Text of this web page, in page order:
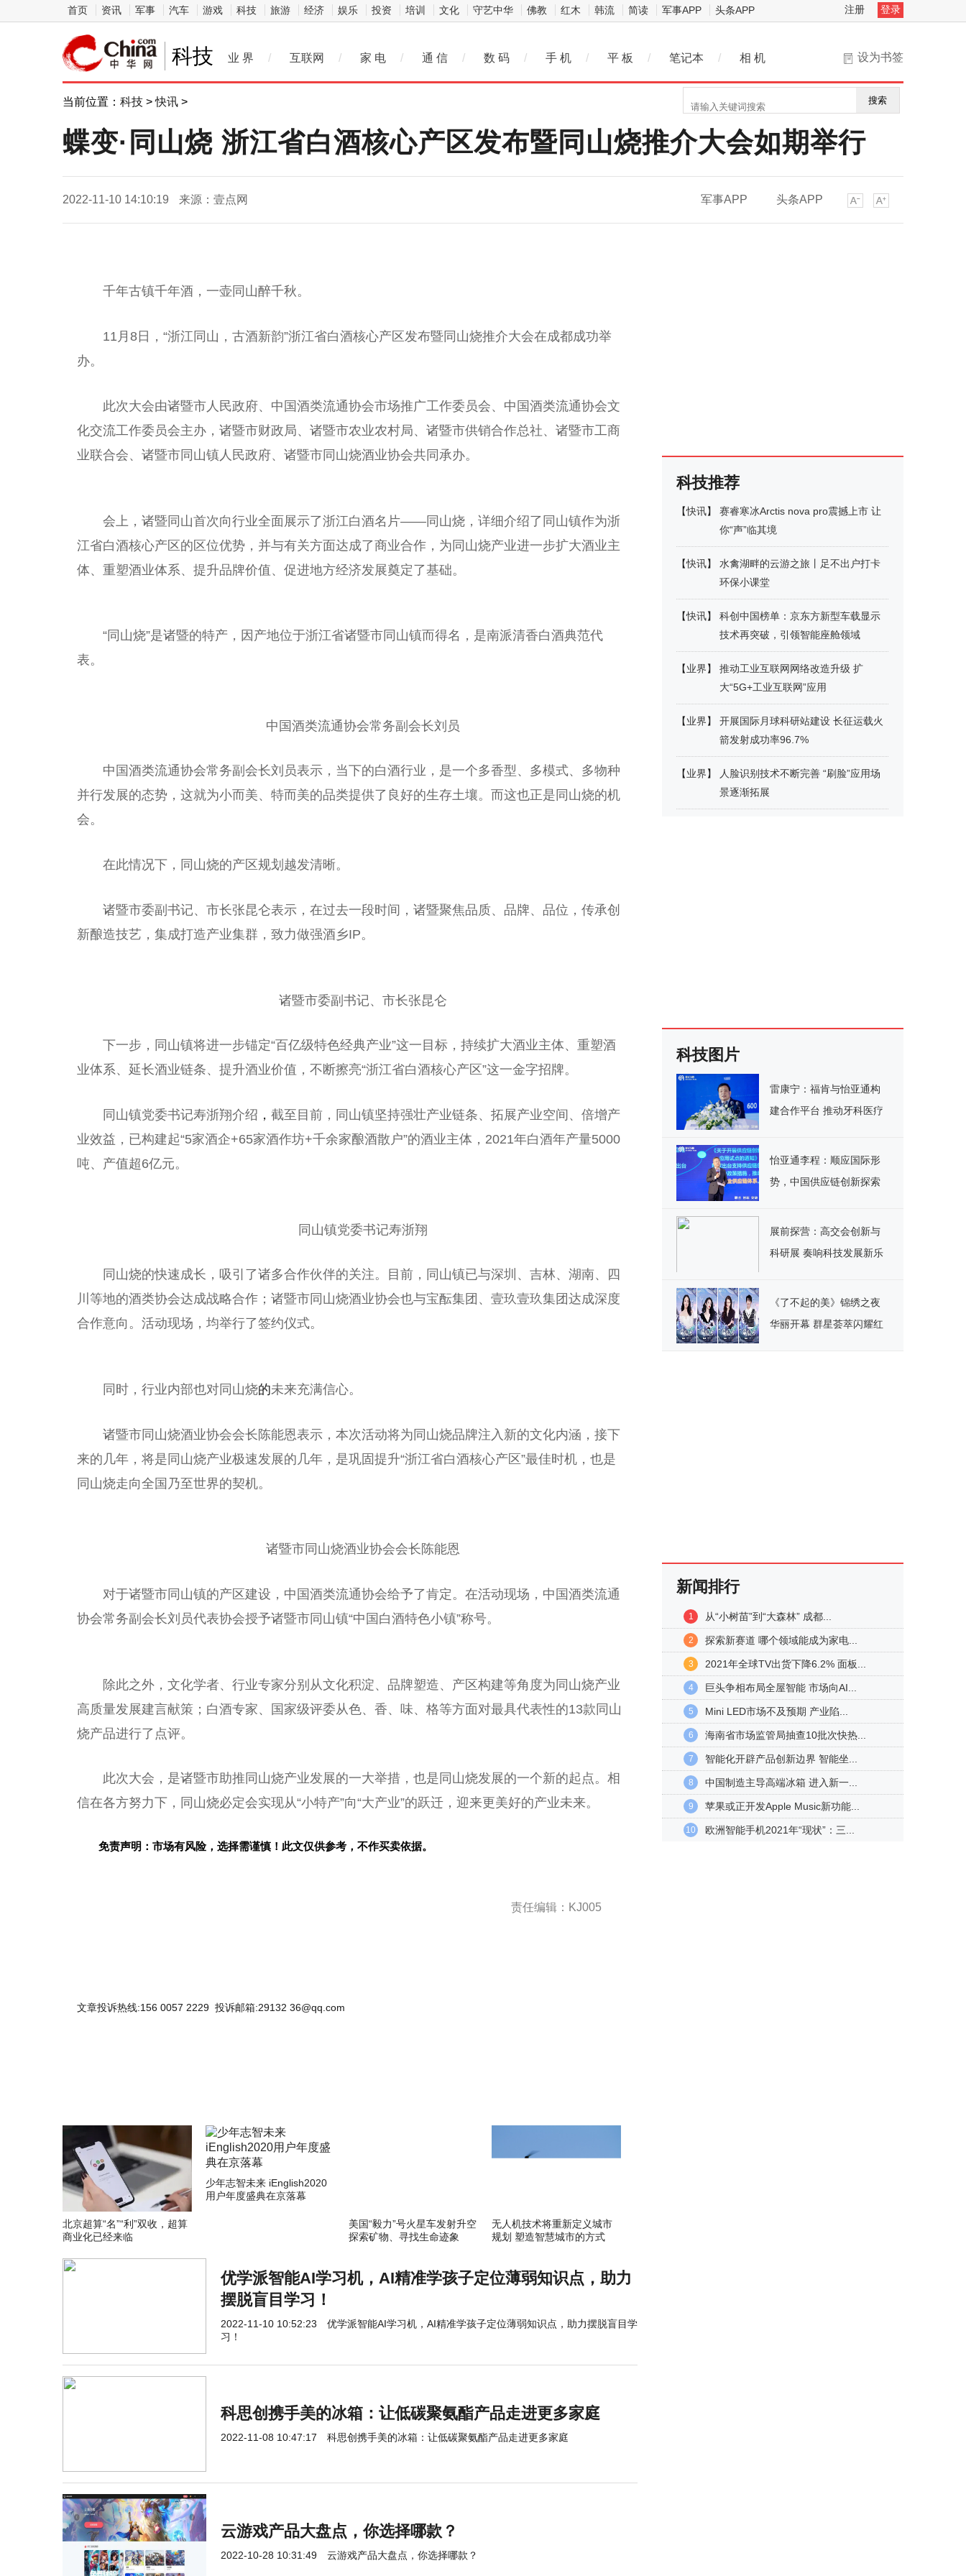
首页 资讯 军事 汽车 游戏 科技 旅游 经济 娱乐 投资 培训 文化 守艺中华 佛教 红木 韩流 简读 军事APP 头条APP 注册 登录
科技 设为书签
业 界 / 互联网 / 家 电 / 通 信 / 数 码 / 手 机 / 平 板 / 笔记本 / 相 机
当前位置： 科技 >快讯 > 搜索
蝶变·同山烧 浙江省白酒核心产区发布暨同山烧推介大会如期举行
2022-11-10 14:10:19 来源：壹点网 军事APP 头条APP
千年古镇千年酒，一壶同山醉千秋。
11月8日，“浙江同山，古酒新韵”浙江省白酒核心产区发布暨同山烧推介大会在成都成功举
办。
此次大会由诸暨市 人民政府、 中国酒类流通协会市场推广工作委员会、 中国酒类流通协会文
化交流工作委员会主办，诸暨市财政局、诸暨市农业农村局、诸暨市供销合作总社、诸暨市工商
业联合会、诸暨市同山镇 人民政府、诸暨市同山烧酒业协会共同承办。
会上，诸暨同山首次向行业全面展示了浙江白酒名片——同山烧，详细介绍了同山镇作为浙
江省白酒核心产区的区位优势，并与有关方面达成了商业合作，为同山烧产业进一步扩大酒业主
体、重塑酒业体系、提升品牌价值、促进地方经济发展奠定了基础。
“同山烧”是诸暨的特产，因产地位于浙江省诸暨市同山镇而得名，是南派清香白酒典范代
表。
中国酒类流通协会常务副 会长刘员
中国酒类流通协会常务副 会长刘员表示，当下的白酒行业，是一个多香型、多模式、多物种
并行发展的态势，这就为小而美、特而美的品类提供了良好的生存土壤。而这也正是同山烧的机
会。
在此情况下，同山烧的产区规划越发清晰。
诸暨市委副 书记、 市长张昆仑表示，在过去一段时间，诸暨聚焦品质、品牌、品位，传承创
新酿造技艺，集成打造产业集群，致力做强酒乡IP。
诸暨市委副 书记、 市长张昆仑
下一步，同山镇将进一步锚定“百亿级特色经典产业”这一目标，持续扩大酒业主体、重塑酒
业体系、延长酒业链条、提升酒业价值，不断擦亮“浙江省白酒核心产区”这一金字招牌。
同山镇党委书记寿浙翔介绍 ， 截至目前，同山镇坚持强壮产业链条、拓展产业空间、倍增产
业效益，已构建起“5家酒企+65家酒作坊+千余家酿酒散户”的酒业主体，2021年白酒年产量5000
吨、产值超6亿元。
同山镇党委书记寿浙翔
同山烧的快速成长，吸引了诸多合作伙伴的关注。目前，同山镇已与深圳、吉林、湖南、四
川等地的酒类协会达成战略合作；诸暨市同山烧酒业协会也与宝酝集团、壹玖壹玖集团达成深度
合作意向。活动现场，均举行了签约仪式。
同时，行业内部也对同山烧的未来充满信心。
诸暨市同山烧酒业协会会长陈能恩表示，本次活动将为同山烧品牌注入新的文化内涵，接下
来的几年，将是同山烧产业极速发展的几年，是巩固提升“浙江省白酒核心产区”最佳时机，也是
同山烧走向全国乃至世界的契机。
诸暨市同山烧酒业协会会长 陈能恩
对于诸暨市同山镇的产区建设， 中国酒类流通协会给予了肯定。在活动现场， 中国酒类流通
协会常务副 会长刘员代表协会授予诸暨市同山镇“中国 白酒特色小镇”称号。
除此之外，文化学者、行业专家分别从文化积淀、品牌塑造、产区构建等角度为同山烧产业
高质量发展建言献策；白酒专家、 国家级评委从色、香、味、格等方面对最具代表性的13款同山
烧产品进行了点评。
此次大会，是诸暨市助推同山烧产业发展的一大举措，也是同山烧发展的一个新的起点。相
信在各方努力下，同山烧必定会实现从“小特产”向“大产业”的跃迁，迎来更美好的产业未来。
免责声明：市场有风险，选择需谨慎！此文仅供参考，不作买卖依据。
责任编辑：KJ005
文章投诉热线:156 0057 2229 投诉邮箱:29132 36@qq.com
北京超算“名”“利”双收，超算
商业化已经来临
少年志智未来 iEnglish2020
用户年度盛典在京落幕
美国“毅力”号火星车发射升空
探索矿物、寻找生命迹象
无人机技术将重新定义城市
规划 塑造智慧城市的方式
优学派智能AI学习机，AI精准学孩子定位薄弱知识点，助力
摆脱盲目学习！
2022-11-10 10:52:23
优学派智能AI学习机，AI精准学孩子定位薄弱知识点，助力摆脱盲目学
习！
科思创携手美的冰箱：让低碳聚氨酯产品走进更多家庭
2022-11-08 10:47:17 科思创携手美的冰箱：让低碳聚氨酯产品走进更多家庭
云游戏产品大盘点，你选择哪款？
2022-10-28 10:31:49 云游戏产品大盘点，你选择哪款？
科技推荐
【快讯】
赛睿寒冰Arctis nova pro震撼上市 让
你“声”临其境
【快讯】
水禽湖畔的云游之旅丨足不出户打卡
环保小课堂
【快讯】
科创中国榜单：京东方新型车载显示
技术再突破，引领智能座舱领域
【业界】
推动工业互联网网络改造升级 扩
大“5G+工业互联网”应用
【业界】
开展国际月球科研站建设 长征运载火
箭发射成功率96.7%
【业界】
人脸识别技术不断完善 “刷脸”应用场
景逐渐拓展
科技图片
雷康宁：福肯与怡亚通构
建合作平台 推动牙科医疗
怡亚通李程：顺应国际形
势，中国供应链创新探索
展前探营：高交会创新与
科研展 奏响科技发展新乐
《了不起的美》锦绣之夜
华丽开幕 群星荟萃闪耀红
新闻排行
1 从“小树苗”到“大森林” 成都...
2 探索新赛道 哪个领域能成为家电...
3 2021年全球TV出货下降6.2% 面板...
4 巨头争相布局全屋智能 市场向AI...
5 Mini LED市场不及预期 产业陷...
6 海南省市场监管局抽查10批次快热...
7 智能化开辟产品创新边界 智能坐...
8 中国制造主导高端冰箱 进入新一...
9 苹果或正开发Apple Music新功能...
10 欧洲智能手机2021年“现状”：三...